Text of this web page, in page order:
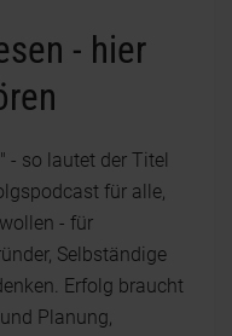
- hier
- so lautet der Titel
für alle,
- für
Selbständige
Erfolg braucht
Planung,